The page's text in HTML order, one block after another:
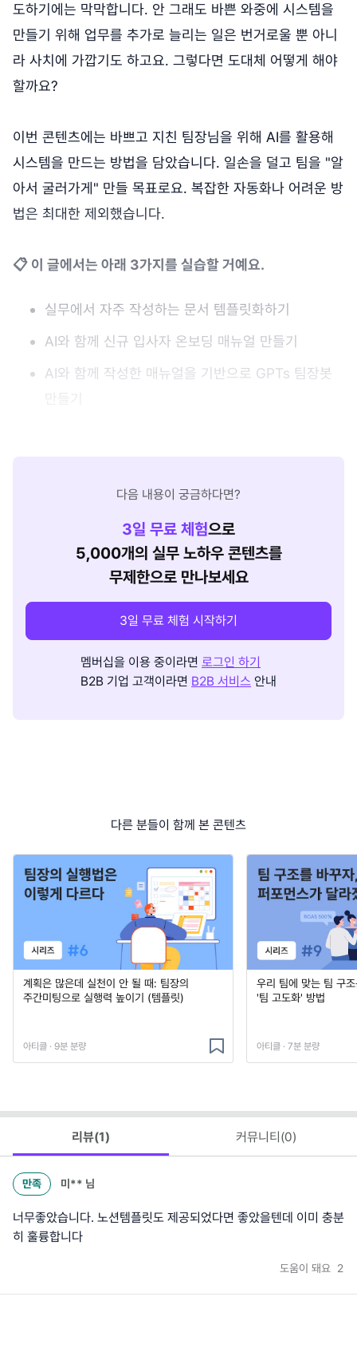
도하기에는 막막합니다. 안 그래도 바쁜 와중에 시스템을
만들기 위해 업무를 추가로 늘리는 일은 번거로울 뿐 아니
라 사치에 가깝기도 하고요. 그렇다면 도대체 어떻게 해야
할까요?
이번 콘텐츠에는 바쁘고 지친 팀장님을 위해 AI를 활용해
시스템을 만드는 방법을 담았습니다. 일손을 덜고 팀을 "알
아서 굴러가게" 만들 목표로요. 복잡한 자동화나 어려운 방
법은 최대한 제외했습니다.
📋 이 글에서는 아래 3가지를 실습할 거예요.
실무에서 자주 작성하는 문서 템플릿화하기
AI와 함께 신규 입사자 온보딩 매뉴얼 만들기
AI와 함께 작성한 매뉴얼을 기반으로 GPTs 팀장봇
다음 내용이 궁금하다면?
3일 무료 체험으로
5,000개의 실무 노하우 콘텐츠를
무제한으로 만나보세요
3일 무료 체험 시작하기
멤버십을 이용 중이라면 로그인 하기
B2B 기업 고객이라면 B2B 서비스 안내
다른 분들이 함께 본 콘텐츠
계획은 많은데 실천이 안 될 때: 팀장의
주간미팅으로 실행력 높이기 (템플릿)
아티클 · 9분 분량
우리 팀에 맞는 팀 구
'팀 고도화' 방법
아티클 · 7분 분량
리뷰(1) 커뮤니티(0)
만족 미** 님
너무좋았습니다. 노션템플릿도 제공되었다면 좋았을텐데 이미 충분
히 훌륭합니다
도움이 돼요 2